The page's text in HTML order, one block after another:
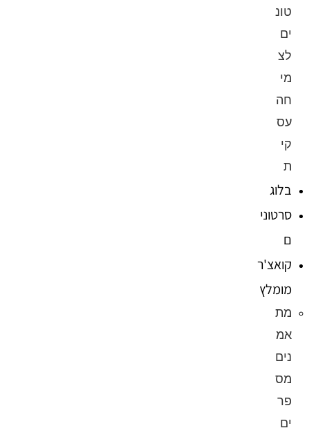
טונ
ים
לצ
מי
חה
עס
קי
ת
בלוג
סרטוני
ם
קואצ'ר
מומלץ
מת
אמ
נים
מס
פר
ים